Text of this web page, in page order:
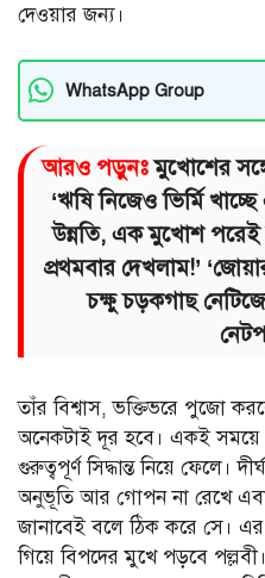
দেওয়ার জন্য।
WhatsApp Group
আরও পড়ুনঃমুখোশের
‘ঋষি নিজেও ভির্মি
উন্নতি, এক মুখোশ পরেই
প্রথমবার দেখলাম!’
চক্ষু চড়কগাছ
তাঁর বিশ্বাস, ভক্তিভরে পুজো
অনেকটাই দূর হবে। একই সময়ে
গুরুত্বপূর্ণ সিদ্ধান্ত নিয়ে ফেলে।
অনুভূতি আর গোপন না রেখে
জানাবেই বলে ঠিক করে সে।
গিয়ে বিপদের মুখে পড়বে